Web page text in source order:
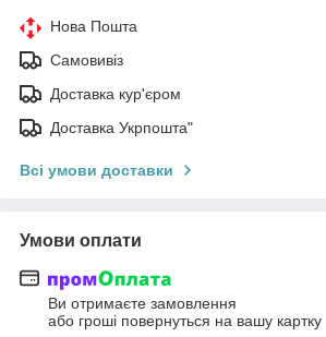
Нова Пошта
Самовивіз
Доставка кур'єром
Доставка Укрпошта"
Всі умови доставки
Умови оплати
Ви отримаєте замовлення
або гроші повернуться на вашу картку